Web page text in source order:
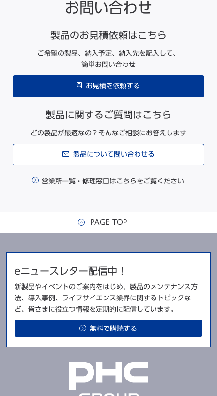
お問い合わせ
製品のお見積依頼はこちら
ご希望の製品、納入予定、納入先を記入して、
簡単お問い合わせ
お見積を依頼する
製品に関するご質問はこちら
どの製品が最適なの？そんなご相談にお答えします
製品について問い合わせる
営業所一覧・修理窓口はこちらをご覧ください
PAGE TOP
eニュースレター配信中！
新製品やイベントのご案内をはじめ、製品のメンテナンス方
法、導入事例、ライフサイエンス業界に関するトピックな
ど、皆さまに役立つ情報を定期的に配信しています。
無料で購読する